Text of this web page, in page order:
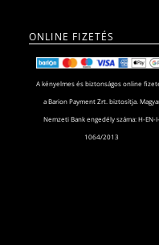
ONLINE FIZETÉS
A kényelmes és biztonságos online
a Barion Payment Zrt. biztosítja.
Nemzeti Bank engedély száma: H-EN-I-
1064/2013